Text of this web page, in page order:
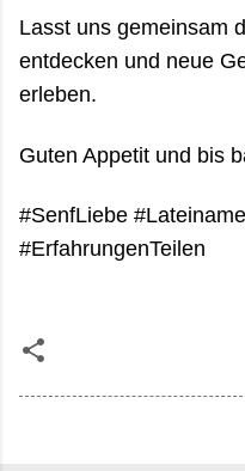
Lasst uns gemeinsam
entdecken und neue
erleben.
Guten Appetit und bis
#SenfLiebe
#ErfahrungenTeilen